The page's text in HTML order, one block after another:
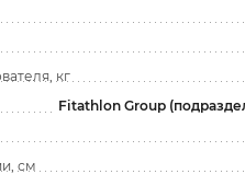
кг
Fitathlon Group
см